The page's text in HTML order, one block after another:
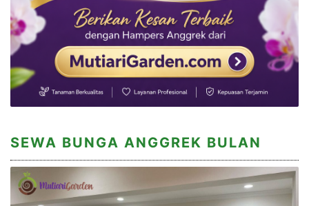
SEWA BUNGA ANGGREK BULAN